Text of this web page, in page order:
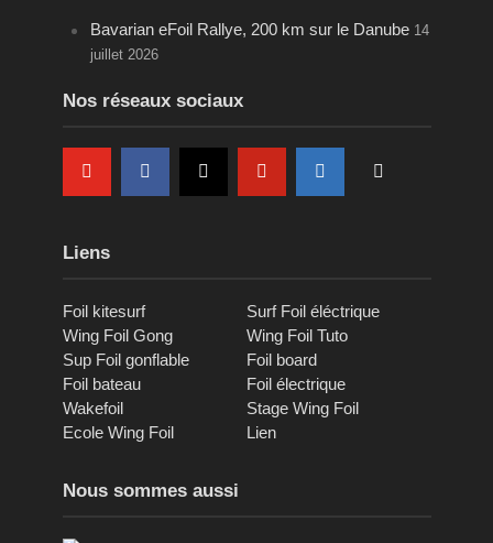
Bavarian eFoil Rallye, 200 km sur le Danube 14
juillet 2026
Nos réseaux sociaux
Liens
Foil kitesurf
Surf Foil éléctrique
Wing Foil Gong
Wing Foil Tuto
Sup Foil gonflable
Foil board
Foil bateau
Foil électrique
Wakefoil
Stage Wing Foil
Ecole Wing Foil
Lien
Nous sommes aussi